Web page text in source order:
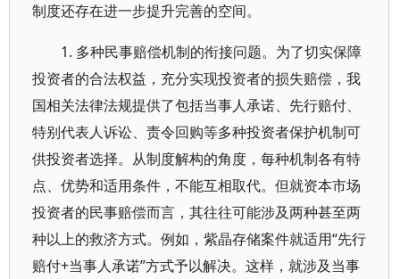
制度还存在进一步提升完善的空间。
1. 多种民事赔偿机制的衔接问题。为了切实保障
投资者的合法权益，充分实现投资者的损失赔偿，我
国相关法律法规提供了包括当事人承诺、先行赔付、
特别代表人诉讼、责令回购等多种投资者保护机制可
供投资者选择。从制度解构的角度，每种机制各有特
点、优势和适用条件，不能互相取代。但就资本市场
投资者的民事赔偿而言，其往往可能涉及两种甚至两
种以上的救济方式。例如，紫晶存储案件就适用“先行
赔付+当事人承诺”方式予以解决。这样，就涉及当事